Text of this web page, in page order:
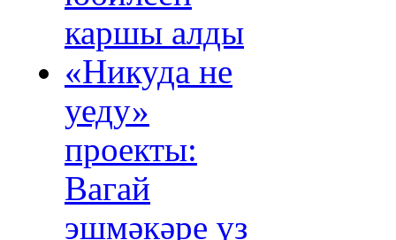
каршы алды
«Никуда не
уеду»
проекты:
Вагай
эшмәкәре үз